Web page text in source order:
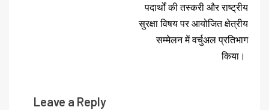
पदार्थों की तस्करी और राष्ट्रीय
सुरक्षा विषय पर आयोजित क्षेत्रीय
सम्मेलन में वर्चुअल प्रतिभाग
किया।
Leave a Reply